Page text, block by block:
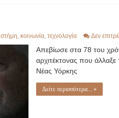
κοινωνία, τεχνολογία Δεν
Απεβίωσε στα 78 του
αρχιτέκτονας που
Νέας Υόρκης
Δείτε περισσότερα... »